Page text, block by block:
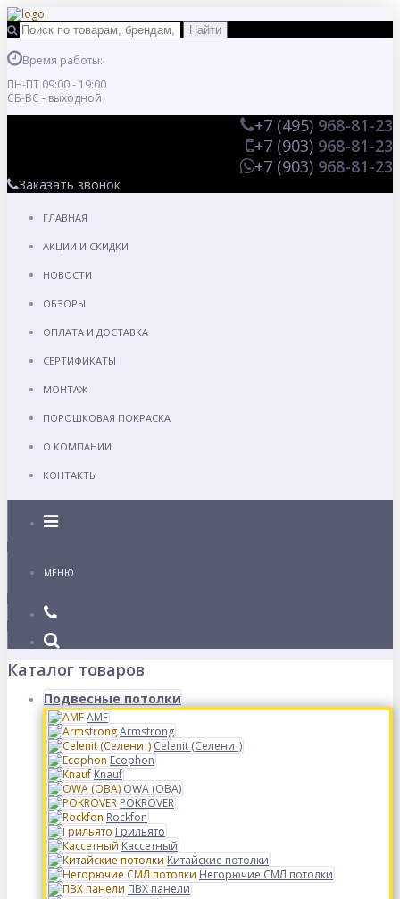
Время работы:
ПН-ПТ 09:00 - 19:00
СБ-ВС - выходной
+7 (495) 968-81-23
+7 (903) 968-81-23
+7 (903) 968-81-23
Заказать звонок
ГЛАВНАЯ
АКЦИИ И СКИДКИ
НОВОСТИ
ОБЗОРЫ
ОПЛАТА И ДОСТАВКА
СЕРТИФИКАТЫ
МОНТАЖ
ПОРОШКОВАЯ ПОКРАСКА
О КОМПАНИИ
КОНТАКТЫ
Каталог
МЕНЮ
Каталог товаров
Подвесные потолки
AMF
Armstrong
Celenit (Селенит)
Ecophon
Knauf
OWA (ОВА)
POKROVER
Rockfon
Грильято
Кассетный
Китайские потолки
Негорючие СМЛ потолки
ПВХ панели